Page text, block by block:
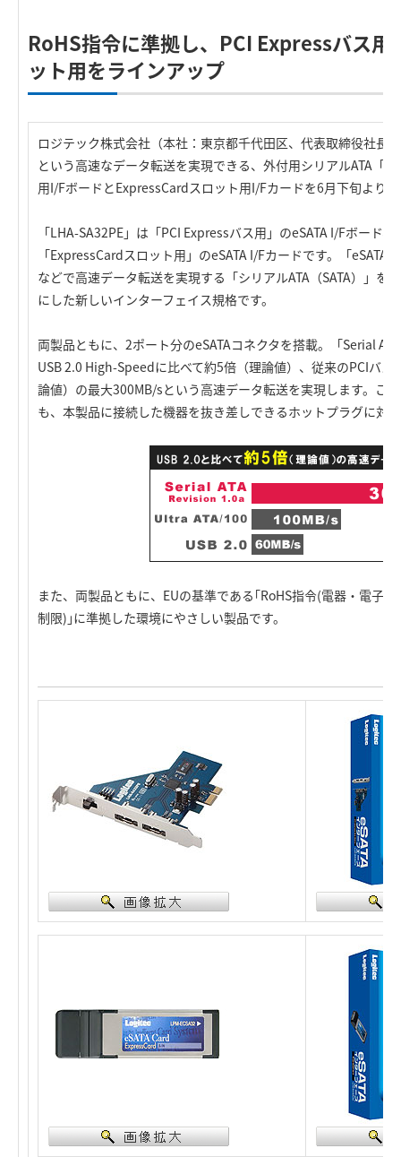
RoHS指令に準拠し、PCI Expressバス
ット用をラインアップ
ロジテック株式会社（本社：東京都千代田区、代表取締役社長
という高速なデータ転送を実現できる、外付用シリアルATA「
用I/FボードとExpressCardスロット用I/Fカードを6月下旬より
「LHA-SA32PE」は「PCI Expressバス用」のeSATA I/Fボード
「ExpressCardスロット用」のeSATA I/Fカードです。「eSATA
などで高速データ転送を実現する「シリアルATA（SATA）」を
にした新しいインターフェイス規格です。
両製品ともに、2ポート分のeSATAコネクタを搭載。「Serial
USB 2.0 High-Speedに比べて約5倍（理論値）、従来のPCIバ
論値）の最大300MB/sという高速データ転送を実現します。こ
も、本製品に接続した機器を抜き差しできるホットプラグに対
また、両製品ともに、EUの基準である｢RoHS指令(電器・電子
制限)｣に準拠した環境にやさしい製品です。